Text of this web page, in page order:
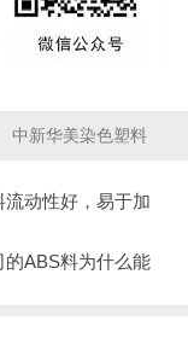
中新华美染色塑料
动性好，易于加
ABS料为什么能